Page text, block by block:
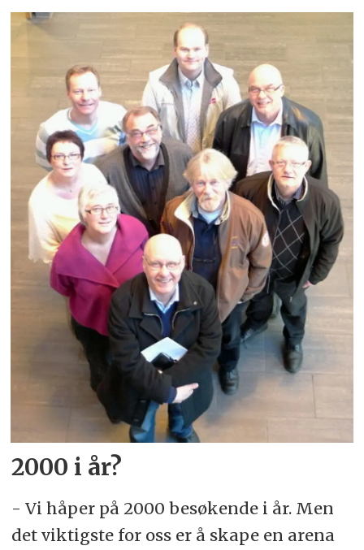
2000 i år?
- Vi håper på 2000 besøkende i år. Men
det viktigste for oss er å skape en arena